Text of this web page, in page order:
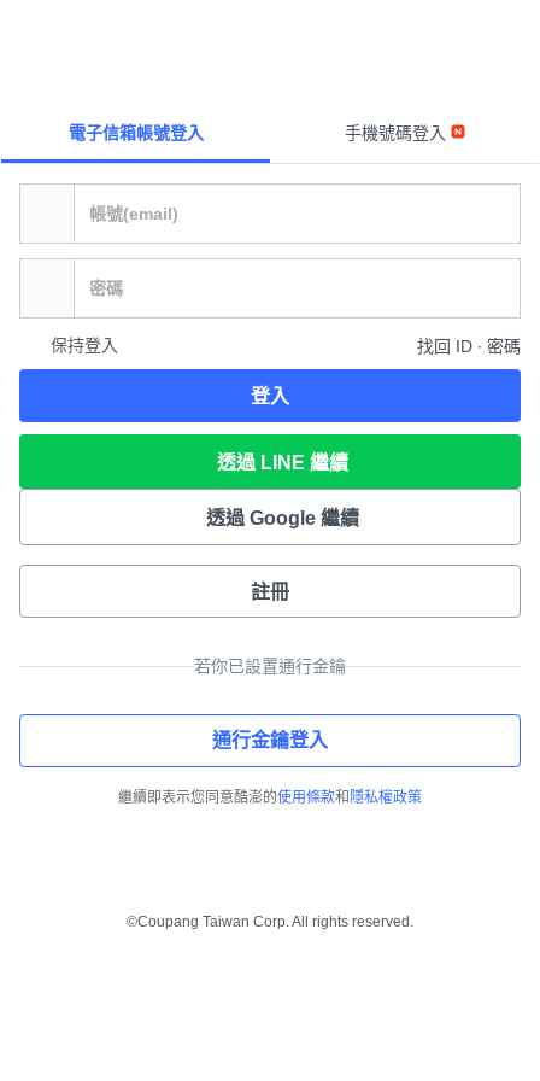
電子信箱帳號登入 手機號碼登入
保持登入 找回 ID ∙ 密碼
登入
透過 LINE 繼續
透過 Google 繼續
註冊
若你已設置通行金鑰
通行金鑰登入
繼續即表示您同意酷澎的使用條款和 隱私權政策
©Coupang Taiwan Corp. All rights reserved.